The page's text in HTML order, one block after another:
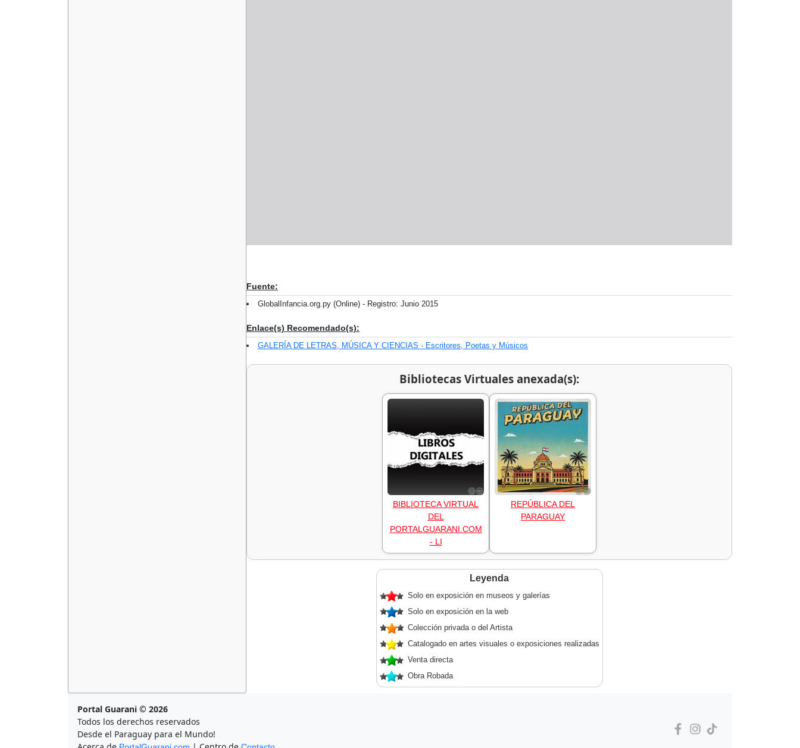
Fuente:
GlobalInfancia.org.py (Online) - Registro: Junio 2015
Enlace(s) Recomendado(s):
GALERÍA DE LETRAS, MÚSICA Y CIENCIAS - Escritores, Poetas y Músicos
Bibliotecas Virtuales anexada(s):
BIBLIOTECA VIRTUAL
DEL
PORTALGUARANI.COM
- LI
REPÚBLICA DEL
PARAGUAY
Leyenda
Solo en exposición en museos y galerías
Solo en exposición en la web
Colección privada o del Artista
Catalogado en artes visuales o exposiciones realizadas
Venta directa
Obra Robada
Portal Guarani © 2026
Todos los derechos reservados
Desde el Paraguay para el Mundo!